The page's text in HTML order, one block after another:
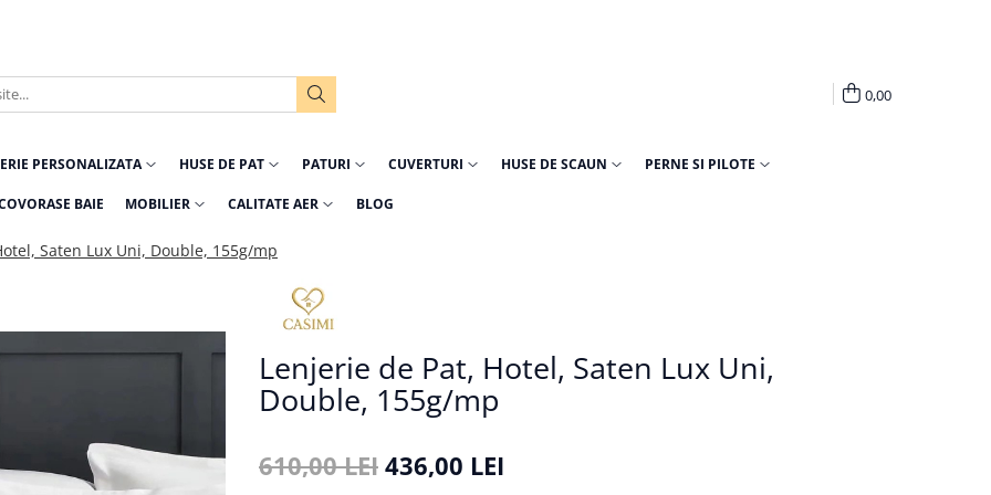
0,00
PERSONALIZATA HUSE DE PAT PATURI CUVERTURI HUSE DE SCAUN PERNE SI PILOTE
BAIE MOBILIER CALITATE AER BLOG
Saten Lux Uni, Double, 155g/mp
Lenjerie de Pat, Hotel, Saten Lux Uni,
Double, 155g/mp
610,00 LEI 436,00 LEI